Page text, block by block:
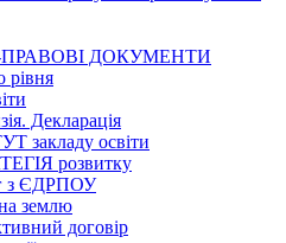
ДОКУМЕНТИ
рівня
Декларація
закладу освіти
розвитку
з ЄДРПОУ
землю
договір